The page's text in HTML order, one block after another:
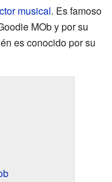
musical. Es famoso
MOb y por su
es conocido por su